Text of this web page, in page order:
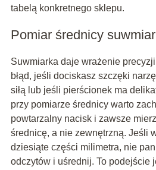
tabelą konkretnego sklepu.
Pomiar średnicy
Suwmiarka daje wrażenie
błąd, jeśli dociskasz szczęki
siłą lub jeśli pierścionek ma
przy pomiarze średnicy warto
powtarzalny nacisk i zawsze
średnicę, a nie zewnętrzną. Jeśli
dziesiąte części milimetra, nie
odczytów i uśrednij. To podejście